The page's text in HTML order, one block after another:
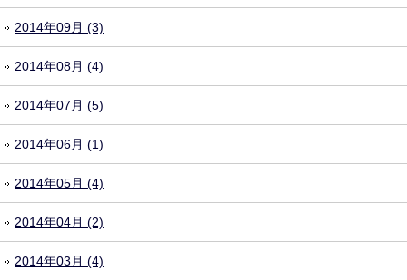
2014年09月 (3)
2014年08月 (4)
2014年07月 (5)
2014年06月 (1)
2014年05月 (4)
2014年04月 (2)
2014年03月 (4)